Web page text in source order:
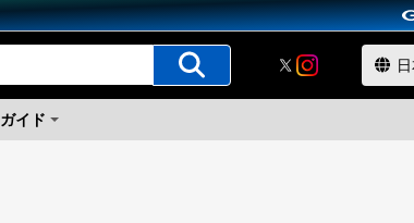
ガイド